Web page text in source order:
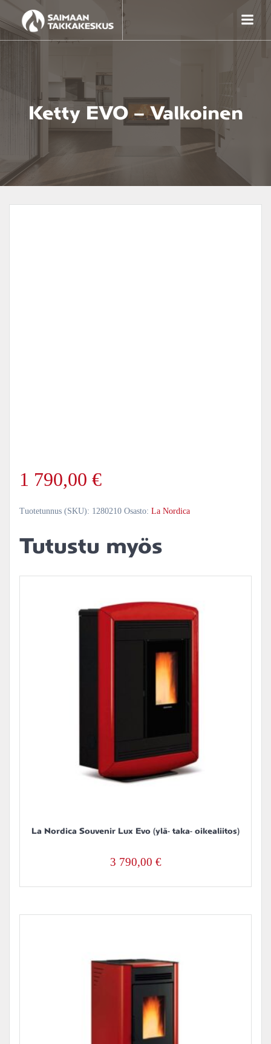
to
content
Ketty EVO – Valkoinen
1 790,00 €
Tuotetunnus (SKU): 1280210 Osasto: La Nordica
Tutustu myös
La Nordica Souvenir Lux Evo (ylä- taka- oikealiitos)
3 790,00 €